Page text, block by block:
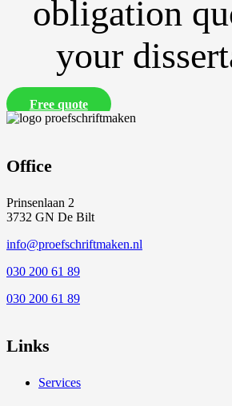
obligation
your
Free quote
Office
Prinsenlaan 2
3732 GN De Bilt
info@proefschriftmaken.nl
030 200 61 89
030 200 61 89
Links
Services